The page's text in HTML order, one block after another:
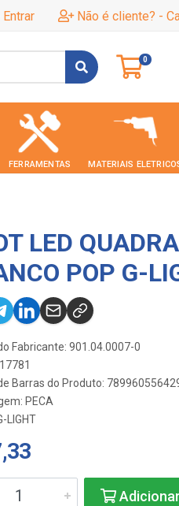
Não é cliente? -
0
FERRAMENTAS MATERIAIS
LED
POP G-
Fabricante: 901.04.0007-0
Barras do Produto:
PECA
LIGHT